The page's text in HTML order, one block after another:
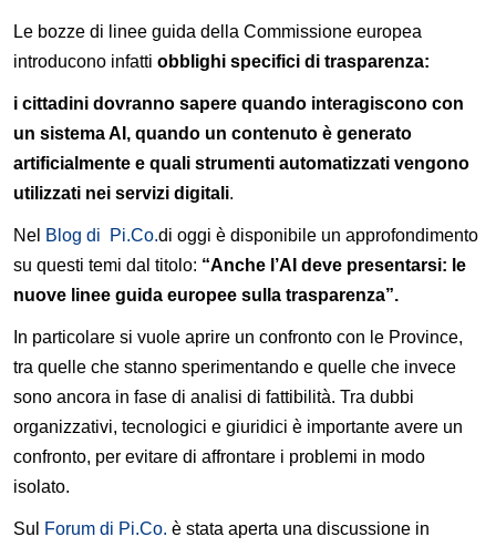
Le bozze di linee guida della Commissione europea
introducono infatti obblighi specifici di trasparenza:
i cittadini dovranno sapere quando interagiscono con
un sistema AI, quando un contenuto è generato
artificialmente e quali strumenti automatizzati vengono
utilizzati nei servizi digitali.
Nel Blog di Pi.Co.di oggi è disponibile un approfondimento
su questi temi dal titolo: “Anche l’AI deve presentarsi: le
nuove linee guida europee sulla trasparenza”.
In particolare si vuole aprire un confronto con le Province,
tra quelle che stanno sperimentando e quelle che invece
sono ancora in fase di analisi di fattibilità. Tra dubbi
organizzativi, tecnologici e giuridici è importante avere un
confronto, per evitare di affrontare i problemi in modo
isolato.
Sul Forum di Pi.Co. è stata aperta una discussione in